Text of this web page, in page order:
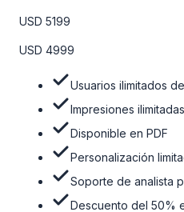
venta, el soporte post-venta
opción de actualización
la tabla de precios a
USD 5199
USD 4999
Usuarios ilimitados
Impresiones ilimitadas
Disponible en PDF
Personalización
Soporte de analista
Descuento del 50%